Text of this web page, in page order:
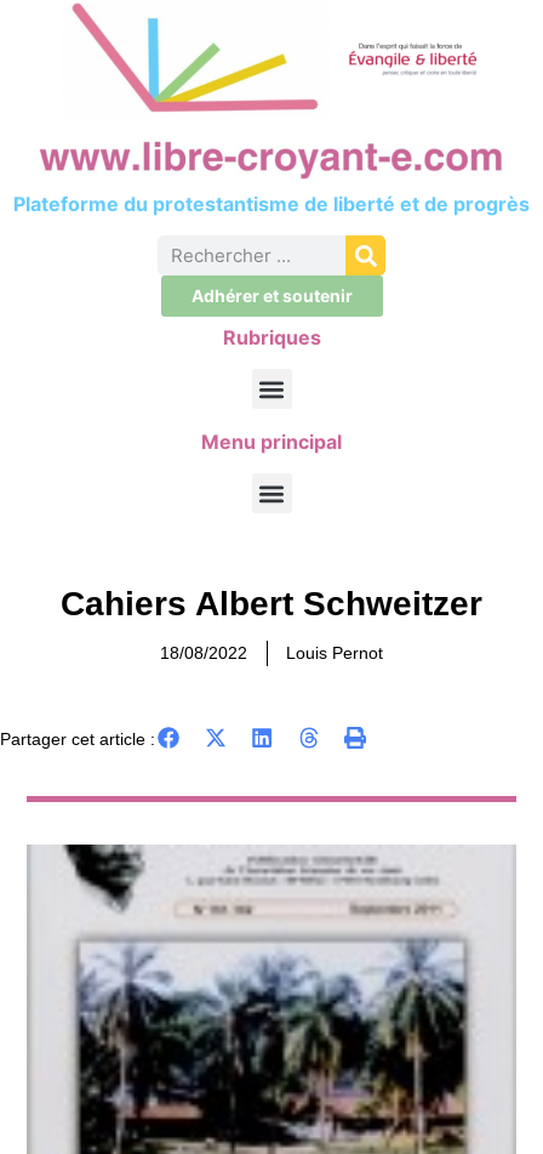
Plateforme du protestantisme de liberté et de progrès
Adhérer et soutenir
Rubriques
Menu principal
Cahiers Albert Schweitzer
18/08/2022 Louis Pernot
Partager cet article :